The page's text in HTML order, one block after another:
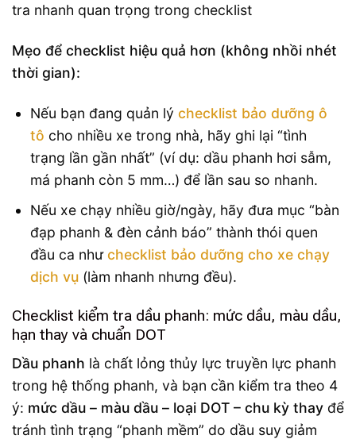
Mẹo để checklist hiệu quả hơn (không nhồi nhét
thời gian):
Nếu bạn đang quản lý checklist bảo dưỡng ô
tô cho nhiều xe trong nhà, hãy ghi lại “tình
trạng lần gần nhất” (ví dụ: dầu phanh hơi sẫm,
má phanh còn 5 mm…) để lần sau so nhanh.
Nếu xe chạy nhiều giờ/ngày, hãy đưa mục “bàn
đạp phanh & đèn cảnh báo” thành thói quen
đầu ca nhưchecklist bảo dưỡng cho xe chạy
dịch vụ(làm nhanh nhưng đều).
Checklist kiểm tra dầu phanh: mức dầu, màu dầu,
hạn thay và chuẩn DOT
Dầu phanh là chất lỏng thủy lực truyền lực phanh
trong hệ thống phanh, và bạn cần kiểm tra theo 4
ý: mức dầu – màu dầu – loại DOT – chu kỳ thay để
tránh tình trạng “phanh mềm” do dầu suy giảm